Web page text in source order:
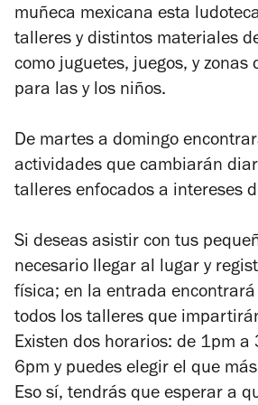
muñeca mexicana esta
talleres y distintos materiales
como juguetes, juegos, y zonas
para las y los niños.
De martes a domingo
actividades que cambiarán
talleres enfocados a intereses
Si deseas asistir con tus
necesario llegar al lugar y
física; en la entrada
todos los talleres que
Existen dos horarios: de 1pm a
6pm y puedes elegir el que
Eso sí, tendrás que esperar a